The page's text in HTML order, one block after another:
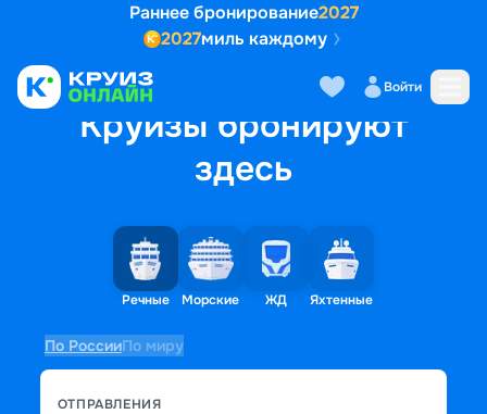
Раннее бронирование2027
2027миль каждому
Войти
Круизы бронируют
здесь
Речные Морские ЖД Яхтенные
По РоссииПо миру
ОТПРАВЛЕНИЯ